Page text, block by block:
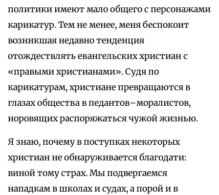
политики имеют мало общего с персонажами
карикатур. Тем не менее, меня беспокоит
возникшая недавно тенденция
отождествлять евангельских христиан с
«правыми христианами». Судя по
карикатурам, христиане превращаются в
глазах общества в педантов–моралистов,
норовящих распоряжаться чужой жизнью.
Я знаю, почему в поступках некоторых
христиан не обнаруживается благодати:
виной тому страх. Мы подвергаемся
нападкам в школах и судах, а порой и в